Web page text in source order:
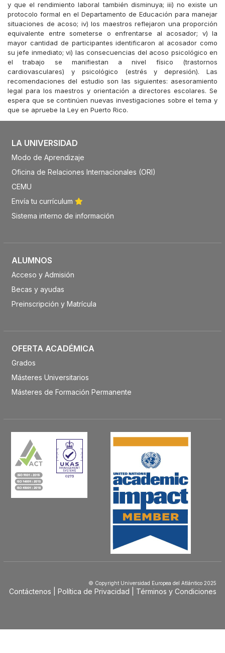
y que el rendimiento laboral también disminuya; iii) no existe un
protocolo formal en el Departamento de Educación para manejar
situaciones de acoso; iv) los maestros reflejaron una proporción
equivalente entre someterse o enfrentarse al acosador; v) la
mayor cantidad de participantes identificaron al acosador como
su jefe inmediato; vi) las consecuencias del acoso psicológico en
el trabajo se manifiestan a nivel físico (trastornos
cardiovasculares) y psicológico (estrés y depresión). Las
recomendaciones del estudio son las siguientes: asesoramiento
legal para los maestros y orientación a directores escolares. Se
espera que se continúen nuevas investigaciones sobre el tema y
que se apruebe la Ley en Puerto Rico.
LA UNIVERSIDAD
Modo de Aprendizaje
Oficina de Relaciones Internacionales (ORI)
CEMU
Envía tu currículum
Sistema interno de información
ALUMNOS
Acceso y Admisión
Becas y ayudas
Preinscripción y Matrícula
OFERTA ACADÉMICA
Grados
Másteres Universitarios
Másteres de Formación Permanente
© Copyright Universidad Europea del Atlántico 2025
Contáctenos Política de Privacidad Términos y Condiciones